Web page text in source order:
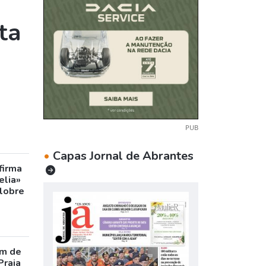
de
PUB
• Capas Jornal de Abrantes